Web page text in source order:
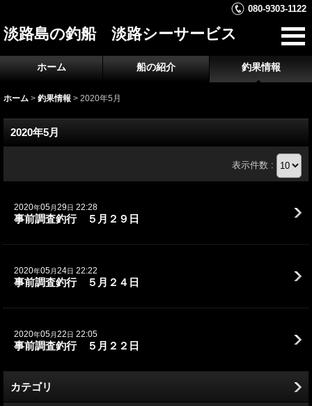
080-9303-1122
淡路島の釣船 淡路シーサービス
ホーム 船の紹介 釣果情報
ホーム > 釣果情報 > 2020年5月
2020年5月
表示件数 :
2020年05月29日 22:28
事前調査釣行 ５月２９日
2020年05月24日 22:22
事前調査釣行 ５月２４日
2020年05月22日 22:05
事前調査釣行 ５月２２日
カテゴリ